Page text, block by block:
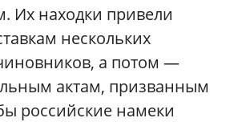
Их находки привели
нескольких
а потом —
актам, призванным
российские намеки